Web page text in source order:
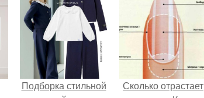
Подборка стильной
Сколько отрастает